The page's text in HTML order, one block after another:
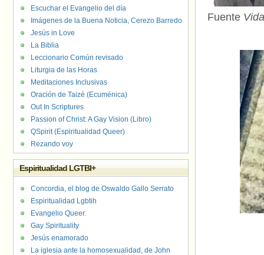
Fuente
Escuchar el Evangelio del día
Imágenes de la Buena Noticia, Cerezo Barredo
Jesús in Love
La Biblia
Leccionario Común revisado
Liturgia de las Horas
Meditaciones Inclusivas
Oración de Taizé (Ecuménica)
Out In Scriptures
Passion of Christ: A Gay Vision (Libro)
QSpirit (Espiritualidad Queer)
Rezando voy
Espiritualidad LGTBI+
Concordia, el blog de Oswaldo Gallo Serrato
Espiritualidad Lgbtih
Evangelio Queer.
Gay Spirituality
Jesús enamorado
La iglesia ante la homosexualidad, de John